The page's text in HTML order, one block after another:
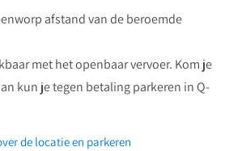
afstand van de beroemde
met het openbaar vervoer. Kom je
kun je tegen betaling parkeren in Q-
de locatie en parkeren